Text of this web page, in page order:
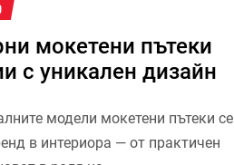
мокетени пътеки
с уникален дизайн
модели мокетени пътеки се
в интериора — от практичен